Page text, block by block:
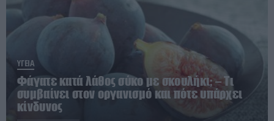
ΥΓΕΙΑ
Φάγατε κατά λάθος σύκο με σκουλήκι; – Τι
συμβαίνει στον οργανισμό και πότε υπάρχει
κίνδυνος